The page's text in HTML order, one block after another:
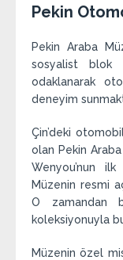
Pekin
Pekin Araba
sosyalist blok
odaklanarak
deneyim
Çin’deki
olan Pekin Araba
Wenyou’nun ilk
Müzenin resmi
O zamandan
koleksiyonuyla
Müzenin özel